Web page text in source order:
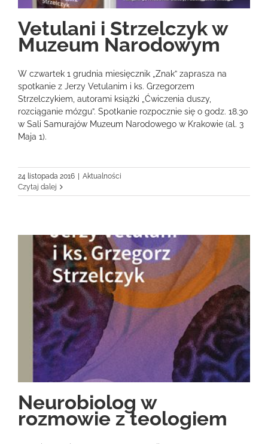
Vetulani i Strzelczyk w
Muzeum Narodowym
W czwartek 1 grudnia miesięcznik „Znak” zaprasza na
spotkanie z Jerzy Vetulanim i ks. Grzegorzem
Strzelczykiem, autorami książki „Ćwiczenia duszy,
rozciąganie mózgu”. Spotkanie rozpocznie się o godz. 18.30
w Sali Samurajów Muzeum Narodowego w Krakowie (al. 3
Maja 1).
24 listopada 2016 | Aktualności
Czytaj dalej
Neurobiolog w
rozmowie z teologiem